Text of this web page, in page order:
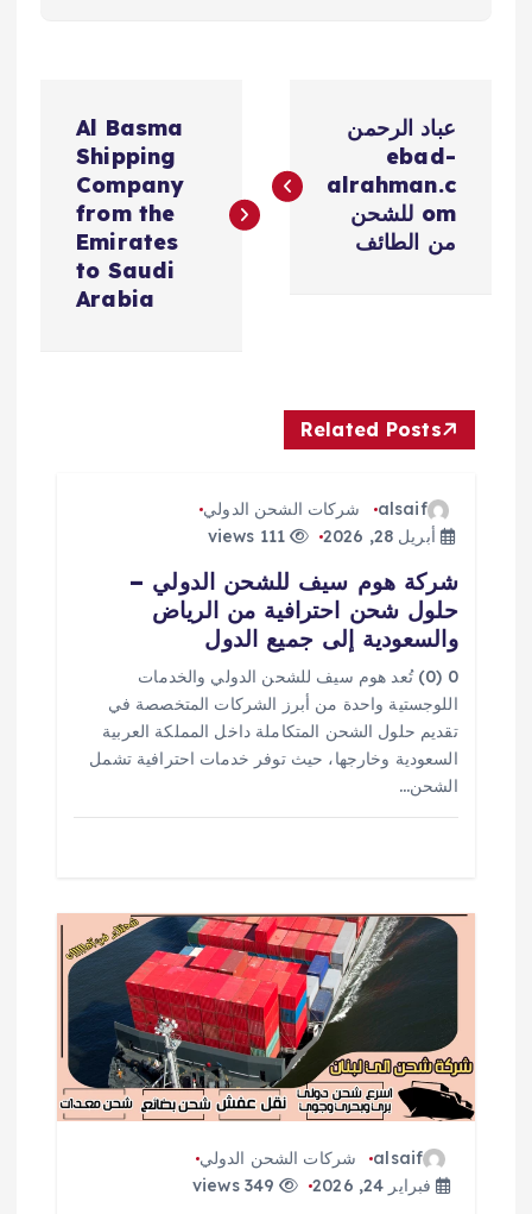
ص
م
ت
عباد الرحمن
ebad-
alrahman.c
om للشحن
من الطائف
Al Basma
Shipping
Company
from the
Emirates
to Saudi
Arabia
Related Posts
alsaif
شركات الشحن الدولي
أبريل 28, 2026
111 views
شركة هوم سيف للشحن الدولي –
حلول شحن احترافية من الرياض
والسعودية إلى جميع الدول
0 (0) تُعد هوم سيف للشحن الدولي والخدمات
اللوجستية واحدة من أبرز الشركات المتخصصة في
تقديم حلول الشحن المتكاملة داخل المملكة العربية
السعودية وخارجها، حيث توفر خدمات احترافية تشمل
الشحن…
alsaif
شركات الشحن الدولي
فبراير 24, 2026
349 views